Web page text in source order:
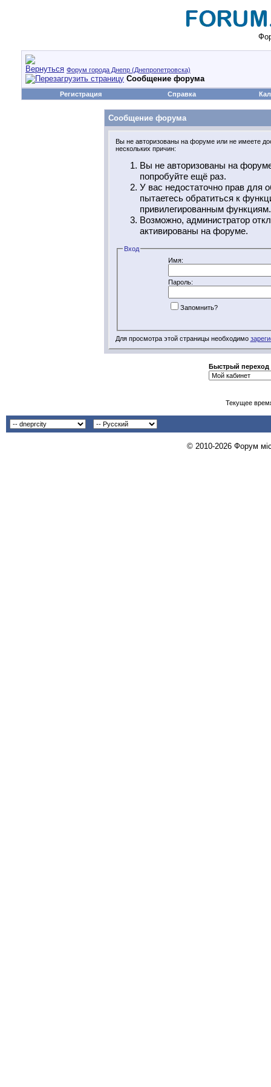
Форум города Днепр (Днепропетровска)
Сообщение форума
Регистрация Справка
Сообщение форума
Вы не авторизованы на форуме или не имеете
нескольких причин:
Вы не авторизованы на
попробуйте ещё раз.
У вас недостаточно прав для
пытаетесь обратиться к
привилегированным функциям.
Возможно, администратор
активированы на форуме.
Вход
Имя:
Пароль:
Запомнить?
Для просмотра этой страницы необходимо
Быстрый переход
Текущее
© 2010-2026 Форум